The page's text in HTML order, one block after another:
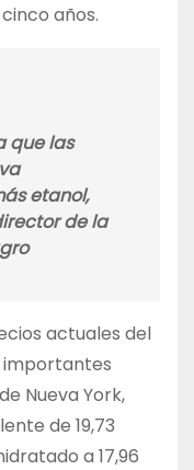
años.
que las
etanol,
de la
actuales del
importantes
Nueva York,
de 19,73
a 17,96